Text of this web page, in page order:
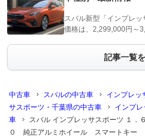
スバル新型「インプレ
価格は、2,299,000円～
記事一覧
中古車 スバルの中古車 インプレッ
サスポーツ・千葉県の中古車
インプ
車
スバル インプレッサスポーツ １．
０ 純正アルミホイール スマートキー